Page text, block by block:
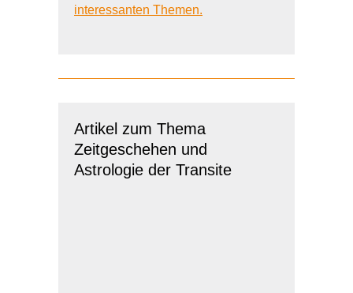
interessanten Themen.
Artikel zum Thema
Zeitgeschehen und
Astrologie der Transite